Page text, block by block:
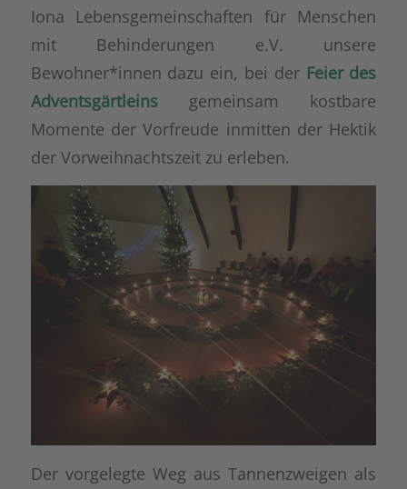
Iona Lebensgemeinschaften für Menschen
mit Behinderungen e.V. unsere
Bewohner*innen dazu ein, bei der Feier des
Adventsgärtleinsgemeinsam kostbare
Momente der Vorfreude inmitten der Hektik
der Vorweihnachtszeit zu erleben.
Der vorgelegte Weg aus Tannenzweigen als